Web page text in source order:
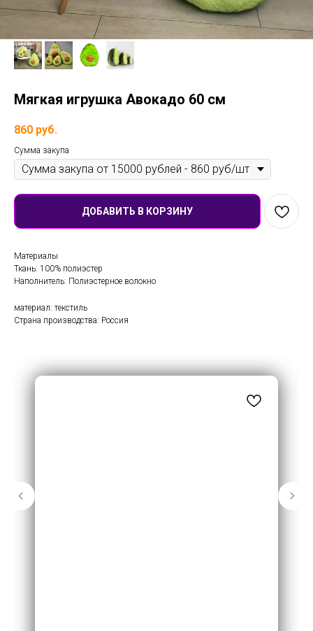
Мягкая игрушка Авокадо 60 см
860 руб.
Сумма закупа
ДОБАВИТЬ В КОРЗИНУ
Материалы
Ткань: 100% полиэстер
Наполнитель: Полиэстерное волокно
материал: текстиль
Страна производства: Россия